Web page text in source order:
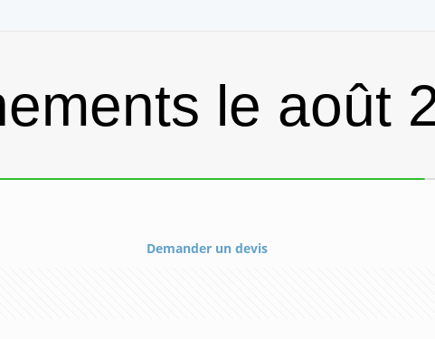
le août
Demander un devis